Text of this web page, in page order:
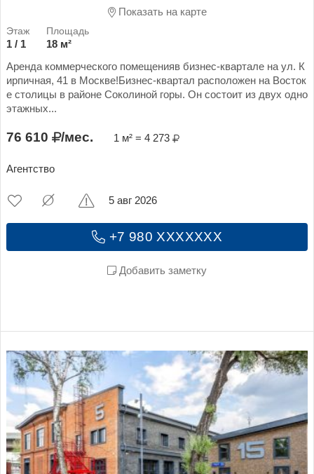
Показать на карте
1 / 1
18 м²
Аренда коммерческого помещенияв бизнес-квартале на ул. К
ирпичная, 41 в Москве!Бизнес-квартал расположен на Восток
е столицы в районе Соколиной горы. Он состоит из двух одно
этажных...
76 610 /мес. 1 м² = 4 273
Агентство
+7 980 XXXXXXX
Добавить заметку
5 авг 2026